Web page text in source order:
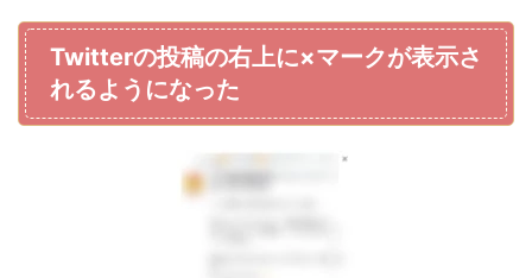
Twitterの投稿の右上に×マークが表示さ
れるようになった